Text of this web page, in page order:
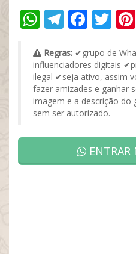
WhatsApp
Regras: ✔grupo de
influenciadores digitais
ilegal ✔seja ativo, assim
fazer amizades e ganhar
imagem e a descrição
sem ser autorizado.
ENTRAR